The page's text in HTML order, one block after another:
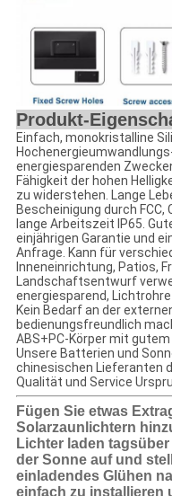
Produkt-
Einfach, monokristalline
energiesparenden
Fähigkeit der hohen
zu widerstehen. Lange
Bescheinigung durch FCC,
lange Arbeitszeit IP65.
einjährigen Garantie und
Anfrage. Kann für
Inneneinrichtung, Patios,
Landschaftsentwurf
energiesparend,
Kein Bedarf an der
bedienungsfreundlich
ABS+PC-Körper mit
Unsere Batterien und
chinesischen Lieferanten
Qualität und Service
Fügen Sie etwas
Solarzaunlichtern
Lichter laden
der Sonne auf und
einladendes Glühen
einfach zu installieren